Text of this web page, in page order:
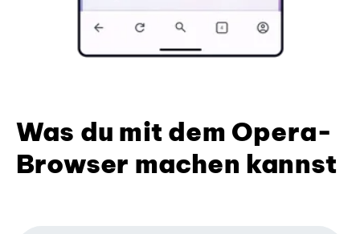
Was du mit dem Opera-
Browser machen kannst